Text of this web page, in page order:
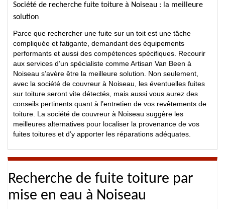
Société de recherche fuite toiture à Noiseau : la meilleure
solution
Parce que rechercher une fuite sur un toit est une tâche
compliquée et fatigante, demandant des équipements
performants et aussi des compétences spécifiques. Recourir
aux services d’un spécialiste comme Artisan Van Been à
Noiseau s’avère être la meilleure solution. Non seulement,
avec la société de couvreur à Noiseau, les éventuelles fuites
sur toiture seront vite détectés, mais aussi vous aurez des
conseils pertinents quant à l’entretien de vos revêtements de
toiture. La société de couvreur à Noiseau suggère les
meilleures alternatives pour localiser la provenance de vos
fuites toitures et d’y apporter les réparations adéquates.
Recherche de fuite toiture par
mise en eau à Noiseau